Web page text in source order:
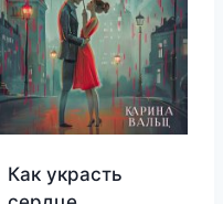
Как украсть